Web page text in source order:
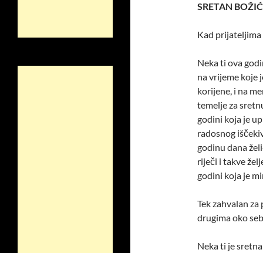
SRETAN
Kad prijateljima
Neka ti ova
na vrijeme koje
korijene, i na
temelje za
godini koja je
radosnog
godinu dana
riječi i takve
godini koja je
Tek zahvalan
drugima oko
Neka ti je